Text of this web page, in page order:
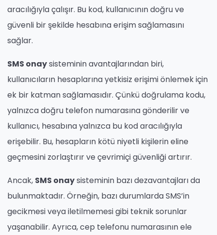
aracılığıyla çalışır. Bu kod, kullanıcının doğru ve
güvenli bir şekilde hesabına erişim sağlamasını
sağlar.
SMS onaysisteminin avantajlarından biri,
kullanıcıların hesaplarına yetkisiz erişimi önlemek için
ek bir katman sağlamasıdır. Çünkü doğrulama kodu,
yalnızca doğru telefon numarasına gönderilir ve
kullanıcı, hesabına yalnızca bu kod aracılığıyla
erişebilir. Bu, hesapların kötü niyetli kişilerin eline
geçmesini zorlaştırır ve çevrimiçi güvenliği artırır.
Ancak, SMS onaysisteminin bazı dezavantajları da
bulunmaktadır. Örneğin, bazı durumlarda SMS’in
gecikmesi veya iletilmemesi gibi teknik sorunlar
yaşanabilir. Ayrıca, cep telefonu numarasının ele